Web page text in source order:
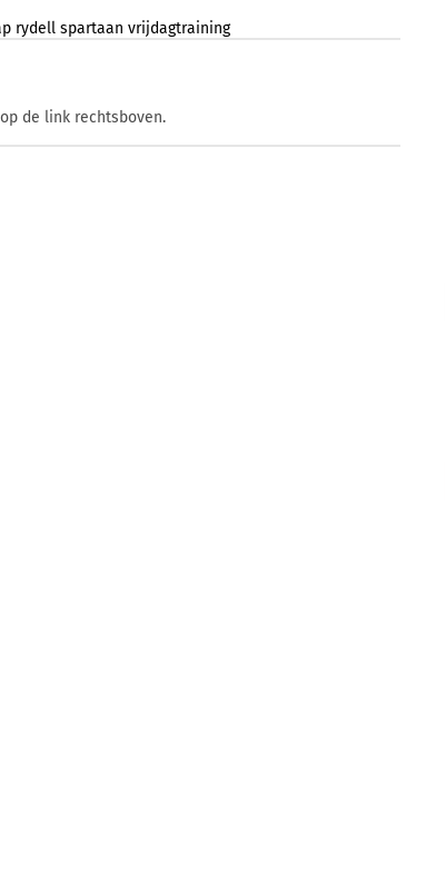
rydell spartaan vrijdagtraining
de link rechtsboven.